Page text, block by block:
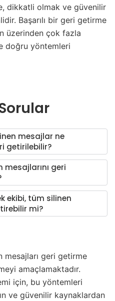
dikkatli olmak ve güvenilir
Başarılı bir geri getirme
üzerinden çok fazla
doğru yöntemleri
mesajlar ne
getirilebilir?
mesajlarını geri
ekibi, tüm silinen
mi?
mesajları geri getirme
amaçlamaktadır.
için, bu yöntemleri
ve güvenilir kaynaklardan